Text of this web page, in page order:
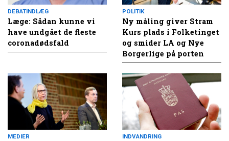
DEBATINDLÆG
Læge: Sådan kunne vi
have undgået de fleste
coronadødsfald
POLITIK
Ny måling giver Stram
Kurs plads i Folketinget
og smider LA og Nye
Borgerlige på porten
MEDIER INDVANDRING